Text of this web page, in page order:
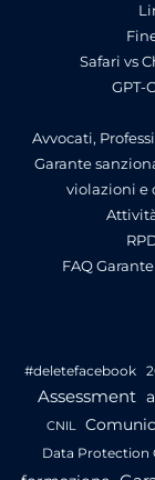
Safari vs
GPT-
Avvocati,
Garante
violazioni e
FAQ
#deletefacebook
Assessment
CNIL
Data Protection